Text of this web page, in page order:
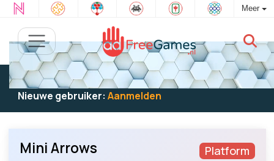
Meer
Bestaande gebruiker: Log in
om te spelen
Nieuwe gebruiker: Aanmelden
Platform
Mini Arrows